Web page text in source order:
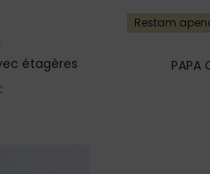
étagères
Restam
PAPA